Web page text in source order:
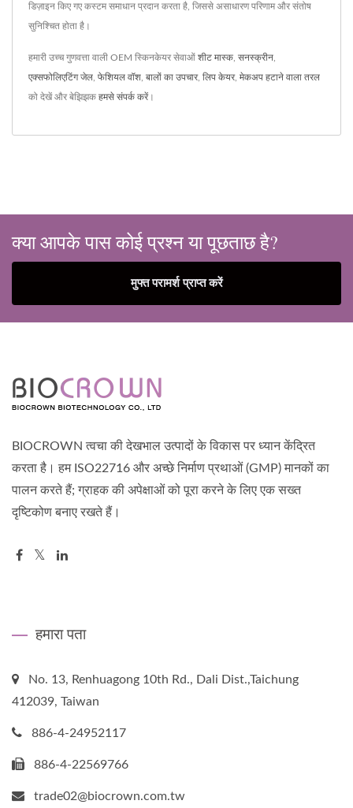
डिज़ाइन किए गए कस्टम समाधान प्रदान करता है, जिससे असाधारण परिणाम और संतोष
सुनिश्चित होता है।
हमारी उच्च गुणवत्ता वाली OEM स्किनकेयर सेवाओं शीट मास्क सनस्क्रीन
एक्सफोलिएटिंग जेल फेशियल वॉश बालों का उपचार, लिप केयर, मेकअप हटाने वाला तरल
को देखें और बेझिझक हमसे संपर्क करें।
क्या आपके पास कोई प्रश्न या पूछताछ है?
मुफ्त परामर्श प्राप्त करें
BIOCROWN त्वचा की देखभाल उत्पादों के विकास पर ध्यान केंद्रित
करता है। हम ISO22716 और अच्छे निर्माण प्रथाओं (GMP) मानकों का
पालन करते हैं; ग्राहक की अपेक्षाओं को पूरा करने के लिए एक सख्त
दृष्टिकोण बनाए रखते हैं।
हमारा पता
No. 13, Renhuagong 10th Rd., Dali Dist.,Taichung
412039, Taiwan
886-4-24952117
886-4-22569766
trade02@biocrown.com.tw